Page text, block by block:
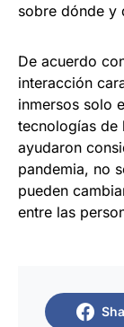
sobre dónde y
De acuerdo
interacción
inmersos solo
tecnologías de
ayudaron
pandemia, no
pueden
entre las